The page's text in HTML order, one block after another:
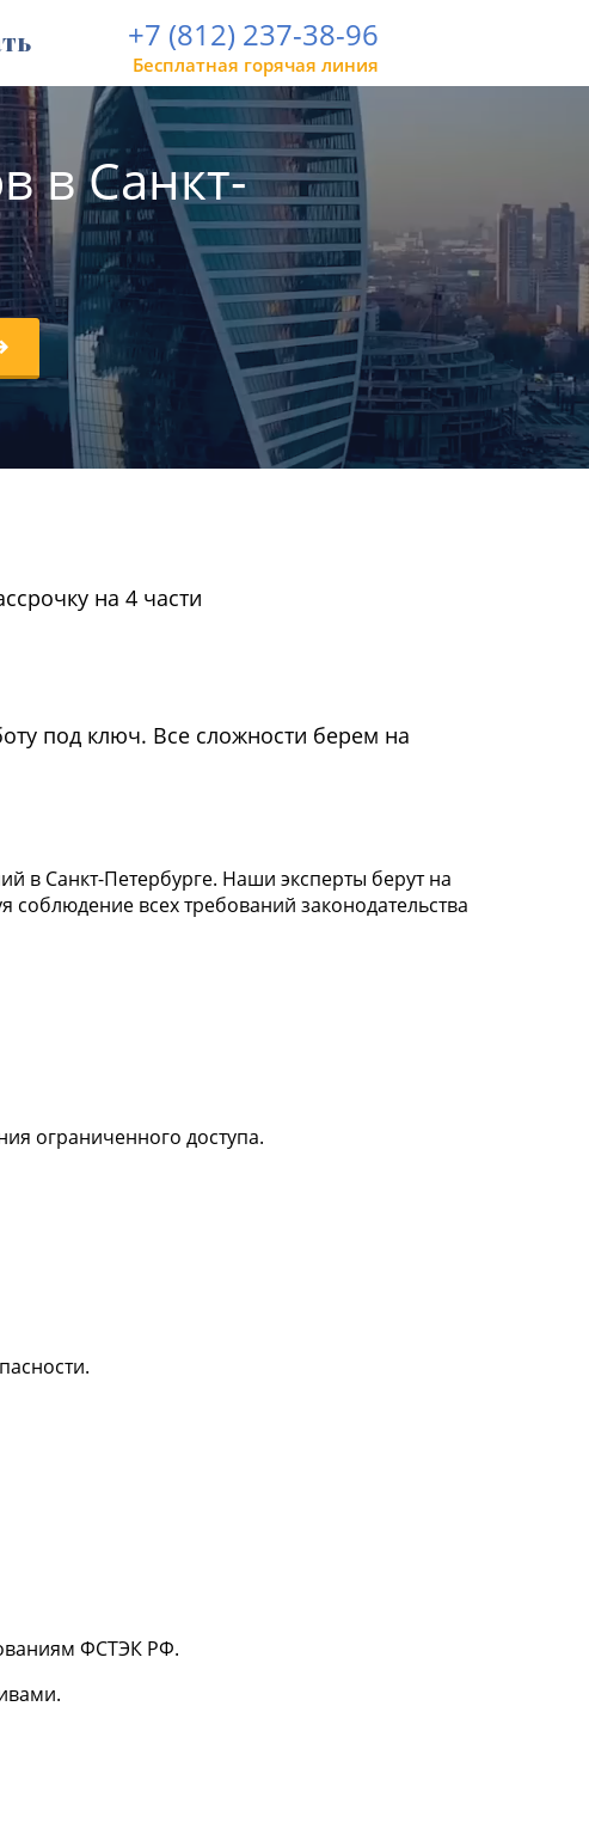
+7 (812) 237-38-96
Бесплатная горячая линия
в Санкт-
на 4 части
под ключ. Все сложности берем на
Санкт-Петербурге. Наши эксперты берут на
всех требований законодательства
ограниченного доступа.
ФСТЭК РФ.